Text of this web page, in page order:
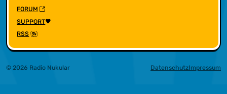
FORUM
SUPPORT
RSS
© 2026 Radio Nukular DatenschutzImpressum